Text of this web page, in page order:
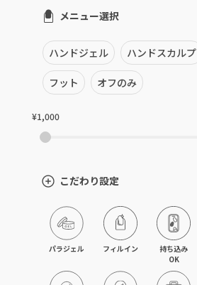
銀座・新橋・有楽町
恵比寿・代官山・中目黒
自由が丘・学芸大学
下北沢・代々木上原
目黒・戸越・武蔵小山
北千住・町屋・亀有
錦糸町・小岩・青砥
メニュー選択
ハンドジェル ハンドスカルプ
フット オフのみ
¥1,000
こだわり設定
パラジェル フィルイン
持ち込み
OK